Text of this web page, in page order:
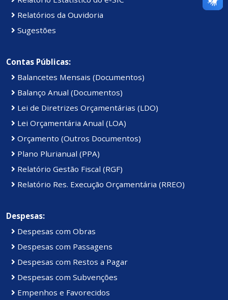
Relatórios da Ouvidoria
Sugestões
Contas Públicas:
Balancetes Mensais (Documentos)
Balanço Anual (Documentos)
Lei de Diretrizes Orçamentárias (LDO)
Lei Orçamentária Anual (LOA)
Orçamento (Outros Documentos)
Plano Plurianual (PPA)
Relatório Gestão Fiscal (RGF)
Relatório Res. Execução Orçamentária (RREO)
Despesas:
Despesas com Obras
Despesas com Passagens
Despesas com Restos a Pagar
Despesas com Subvenções
Empenhos e Favorecidos